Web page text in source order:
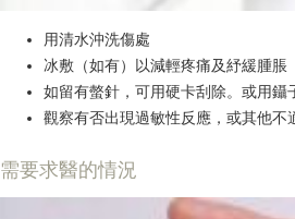
用清水沖洗傷處
冰敷（如有）以減輕疼痛及紓緩腫脹
如留有螫針，可用硬卡刮除。或用鑷
觀察有否出現過敏性反應，或其他不
需要求醫的情況